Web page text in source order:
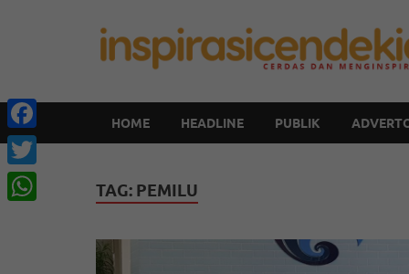
HOME HEADLINE PUBLIK
TAG: PEMILU
Facebook
Twitter